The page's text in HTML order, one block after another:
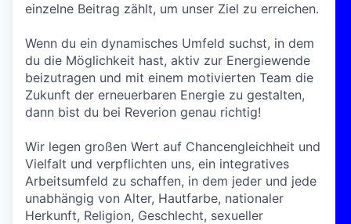
einzelne Beitrag zählt, um unser Ziel zu erreichen.
Wenn du ein dynamisches Umfeld suchst, in dem
du die Möglichkeit hast, aktiv zur Energiewende
beizutragen und mit einem motivierten Team die
Zukunft der erneuerbaren Energie zu gestalten,
dann bist du bei Reverion genau richtig!
Wir legen großen Wert auf Chancengleichheit und
Vielfalt und verpflichten uns, ein integratives
Arbeitsumfeld zu schaffen, in dem jeder und jede
unabhängig von Alter, Hautfarbe, nationaler
Herkunft, Religion, Geschlecht, sexueller